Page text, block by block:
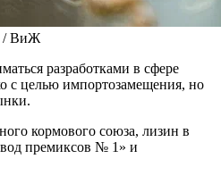
/ ВиЖ
разработками в сфере
с целью импортозамещения, но
кормового союза, лизин в
премиксов № 1» и